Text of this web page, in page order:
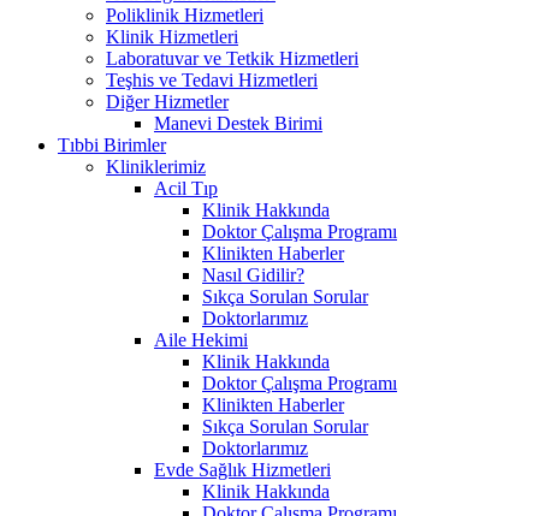
Poliklinik Hizmetleri
Klinik Hizmetleri
Laboratuvar ve Tetkik Hizmetleri
Teşhis ve Tedavi Hizmetleri
Diğer Hizmetler
Manevi Destek Birimi
Tıbbi Birimler
Kliniklerimiz
Acil Tıp
Klinik Hakkında
Doktor Çalışma Programı
Klinikten Haberler
Nasıl Gidilir?
Sıkça Sorulan Sorular
Doktorlarımız
Aile Hekimi
Klinik Hakkında
Doktor Çalışma Programı
Klinikten Haberler
Sıkça Sorulan Sorular
Doktorlarımız
Evde Sağlık Hizmetleri
Klinik Hakkında